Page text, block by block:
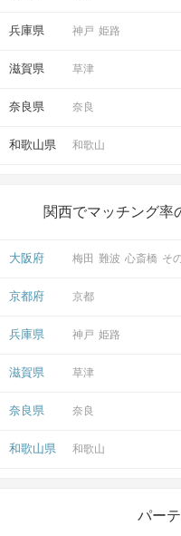
兵庫県 神戸 姫路
滋賀県 草津
奈良県 奈良
和歌山県 和歌山
関西でマッチング率
大阪府 梅田 難波 心斎橋 そ
京都府 京都
兵庫県 神戸 姫路
滋賀県 草津
奈良県 奈良
和歌山県 和歌山
パー